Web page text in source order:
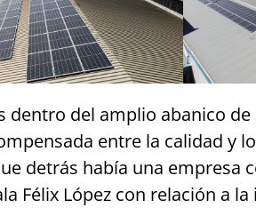
del amplio abanico
entre la calidad y
detrás había una empresa
Félix López con relación a